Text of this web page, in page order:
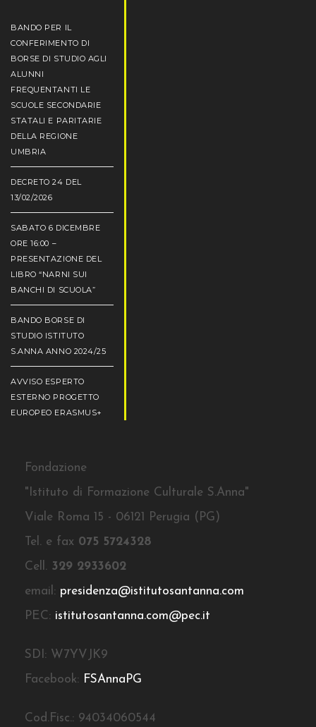
BANDO PER IL
CONFERIMENTO DI
BORSE DI STUDIO AGLI
ALUNNI
FREQUENTANTI LE
SCUOLE SECONDARIE
STATALI E PARITARIE
DELLA REGIONE
UMBRIA
DECRETO 24 DEL
13/02/2026
SABATO 6 DICEMBRE
ORE 16:00 –
PRESENTAZIONE DEL
LIBRO “NARNI SUI
BANCHI DI SCUOLA”
BANDO BORSE DI
STUDIO ISTITUTO
S.ANNA ANNO 2024/25
AVVISO ESPERTO
ESTERNO PROGETTO
EUROPEO ERASMUS+
Fondazione
"Istituto di Formazione Culturale S.Anna"
Viale Roma 15 - 06121 Perugia (PG)
Tel. e fax 075 5724328
Cell. 329 2933602
email: presidenza@istitutosantanna.com
PEC: istitutosantanna.com@pec.it
SDI: W7YVJK9
Facebook: FSAnnaPG
Cod.Fisc.: 94034060544